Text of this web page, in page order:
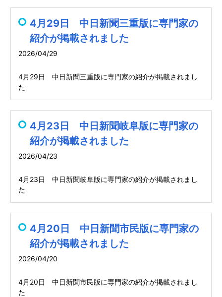
4月29日 中日新聞三重版に専門家の
紹介が掲載されました
2026/04/29
4月29日 中日新聞三重版に専門家の紹介が掲載されまし
た
4月23日 中日新聞岐阜版に専門家の
紹介が掲載されました
2026/04/23
4月23日 中日新聞岐阜版に専門家の紹介が掲載されまし
た
4月20日 中日新聞市民版に専門家の
紹介が掲載されました
2026/04/20
4月20日 中日新聞市民版に専門家の紹介が掲載されまし
た